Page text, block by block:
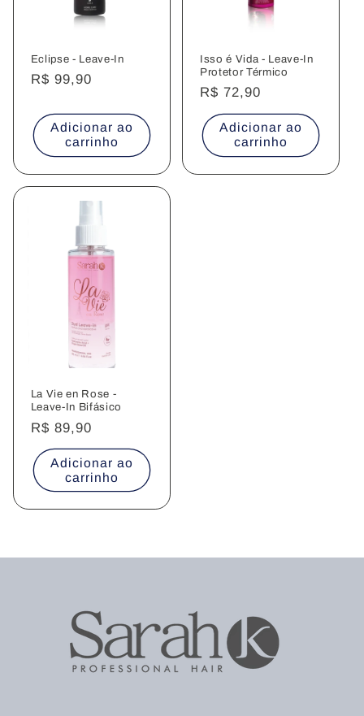
Eclipse - Leave-In
Preço
R$ 99,90
Adicionar ao
carrinho
Isso é Vida - Leave-In
Protetor Térmico
Preço
normal
R$ 72,90
Adicionar ao
carrinho
La Vie en Rose -
Leave-In Bifásico
Preço
normal
R$ 89,90
Adicionar ao
carrinho